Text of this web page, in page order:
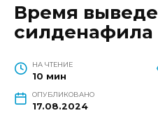
Время
силденафила
НА ЧТЕНИЕ
10 мин
ОПУБЛИКОВАНО
17.08.2024